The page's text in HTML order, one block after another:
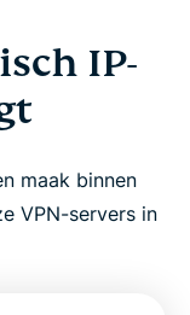
IP-
maak binnen
VPN-servers in